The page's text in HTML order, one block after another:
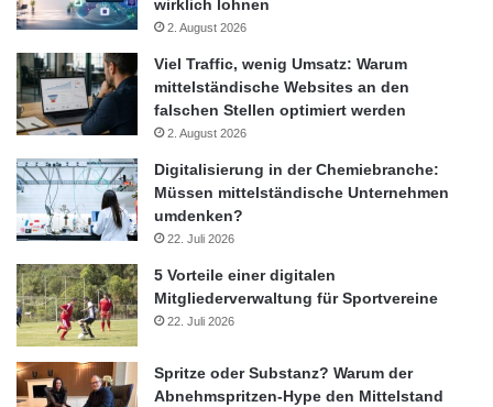
wirklich lohnen
2. August 2026
Viel Traffic, wenig Umsatz: Warum
mittelständische Websites an den
falschen Stellen optimiert werden
2. August 2026
Digitalisierung in der Chemiebranche:
Müssen mittelständische Unternehmen
umdenken?
22. Juli 2026
5 Vorteile einer digitalen
Mitgliederverwaltung für Sportvereine
22. Juli 2026
Spritze oder Substanz? Warum der
Abnehmspritzen-Hype den Mittelstand